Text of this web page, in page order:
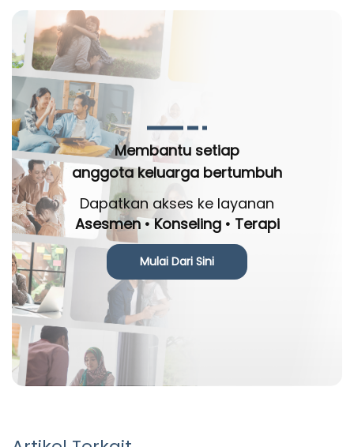
Membantu setiap
anggota keluarga bertumbuh
Dapatkan akses ke layanan
Asesmen • Konseling • Terapi
Mulai Dari Sini